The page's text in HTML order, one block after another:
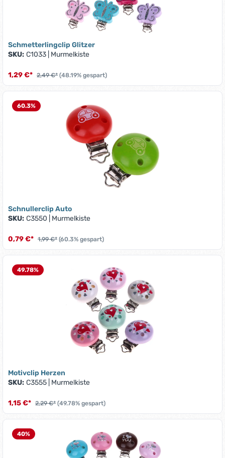
Schmetterlingclip Glitzer
SKU: C1033 Murmelkiste
1,29 €* 2,49 €* (48.19% gespart)
60.3%
Schnullerclip Auto
SKU: C3550 Murmelkiste
0,79 €* 1,99 €* (60.3% gespart)
49.78%
Motivclip Herzen
SKU: C3555 Murmelkiste
1,15 €* 2,29 €* (49.78% gespart)
40%